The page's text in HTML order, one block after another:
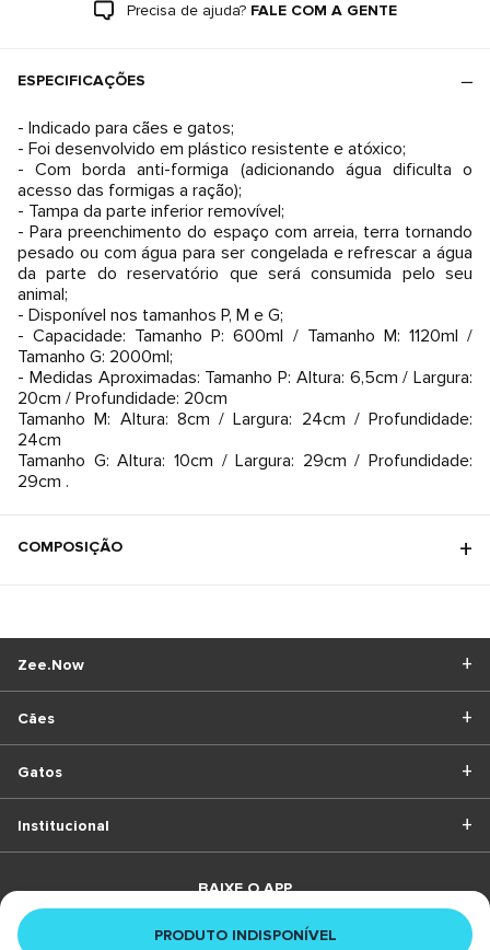
PRODUTO INDISPONÍVEL
Precisa de ajuda? FALE COM A GENTE
ESPECIFICAÇÕES
- Indicado para cães e gatos;
- Foi desenvolvido em plástico resistente e atóxico;
- Com borda anti-formiga (adicionando água dificulta o
acesso das formigas a ração);
- Tampa da parte inferior removível;
- Para preenchimento do espaço com arreia, terra tornando
pesado ou com água para ser congelada e refrescar a água
da parte do reservatório que será consumida pelo seu
animal;
- Disponível nos tamanhos P, M e G;
- Capacidade: Tamanho P: 600ml / Tamanho M: 1120ml /
Tamanho G: 2000ml;
- Medidas Aproximadas: Tamanho P: Altura: 6,5cm / Largura:
20cm / Profundidade: 20cm
Tamanho M: Altura: 8cm / Largura: 24cm / Profundidade:
24cm
Tamanho G: Altura: 10cm / Largura: 29cm / Profundidade:
29cm .
COMPOSIÇÃO
Cães
Gatos
Zee.Now
Institucional
BAIXE O APP